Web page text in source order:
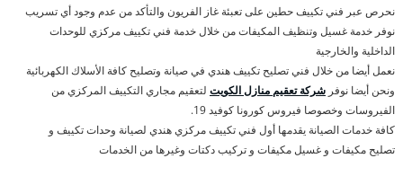
نحرص عبر فني تكييف حطين على تعبئة غاز الفريون والتأكد من عدم وجود أي تسريب
نوفر خدمة غسيل وتنظيف المكيفات من خلال خدمة فني تكييف مركزي للوحدات
الداخلية والخارجية
نعمل أيضا من خلال فني تصليح تكييف هندي في صيانة وتصليح كافة الأسلاك الكهربائية
ونحن أيضا نوفر شركة تعقيم منازل الكويت لتعقيم مجاري التكييف المركزي من
الفيروسات وخصوصا فيروس كورونا كوفيد 19.
كافة خدمات الصيانة يقدمها أول فني تكييف مركزي هندي لصيانة وحدات تكييف و
تصليح مكيفات و غسيل مكيفات و تركيب دكتات وغيرها من الخدمات